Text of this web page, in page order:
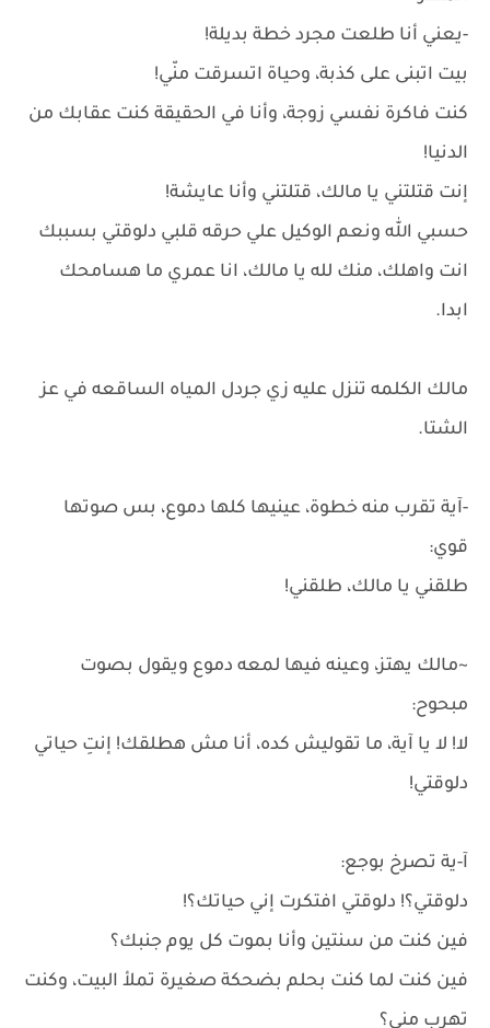
-يعني أنا طلعت مجرد خطة بديلة!
بيت اتبنى على كذبة، وحياة اتسرقت منّي!
كنت فاكرة نفسي زوجة، وأنا في الحقيقة كنت عقابك من
الدنيا!
إنت قتلتني يا مالك، قتلتني وأنا عايشة!
حسبي الله ونعم الوكيل علي حرقه قلبي دلوقتي بسببك
انت واهلك، منك لله يا مالك، انا عمري ما هسامحك
ابدا.
مالك الكلمه تنزل عليه زي جردل المياه الساقعه في عز
الشتا.
-آية تقرب منه خطوة، عينيها كلها دموع، بس صوتها
قوي:
طلقني يا مالك، طلقني!
~مالك يهتز، وعينه فيها لمعه دموع ويقول بصوت
مبحوح:
لا! لا يا آية، ما تقوليش كده، أنا مش هطلقك! إنتِ حياتي
دلوقتي!
آ-ية تصرخ بوجع:
دلوقتي؟! دلوقتي افتكرت إني حياتك؟!
فين كنت من سنتين وأنا بموت كل يوم جنبك؟
فين كنت لما كنت بحلم بضحكة صغيرة تملأ البيت، وكنت
تهرب مني؟